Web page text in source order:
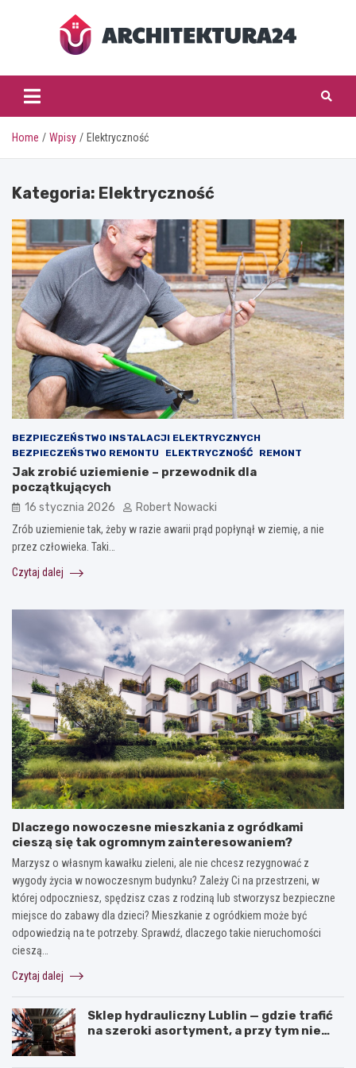
architektura24.pl
Home Wpisy Elektryczność
Kategoria: Elektryczność
BEZPIECZEŃSTWO INSTALACJI ELEKTRYCZNYCH
BEZPIECZEŃSTWO REMONTU
ELEKTRYCZNOŚĆ REMONT
Jak zrobić uziemienie – przewodnik dla
początkujących
16 stycznia 2026 Robert Nowacki
Zrób uziemienie tak, żeby w razie awarii prąd popłynął w ziemię, a nie
przez człowieka. Taki…
Czytaj dalej
Dlaczego nowoczesne mieszkania z ogródkami
cieszą się tak ogromnym zainteresowaniem?
Marzysz o własnym kawałku zieleni, ale nie chcesz rezygnować z
wygody życia w nowoczesnym budynku? Zależy Ci na przestrzeni, w
której odpoczniesz, spędzisz czas z rodziną lub stworzysz bezpieczne
miejsce do zabawy dla dzieci? Mieszkanie z ogródkiem może być
odpowiedzią na te potrzeby. Sprawdź, dlaczego takie nieruchomości
cieszą…
Czytaj dalej
Sklep hydrauliczny Lublin — gdzie trafić
na szeroki asortyment, a przy tym nie